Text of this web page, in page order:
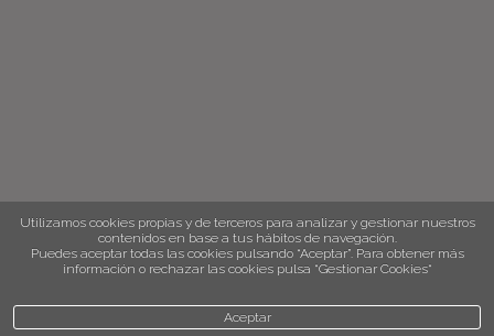
Utilizamos cookies propias y de terceros para analizar y gestionar nuestros
contenidos en base a tus hábitos de navegación.
Puedes aceptar todas las cookies pulsando “Aceptar”. Para obtener más
información o rechazar las cookies pulsa “Gestionar Cookies“
Aceptar